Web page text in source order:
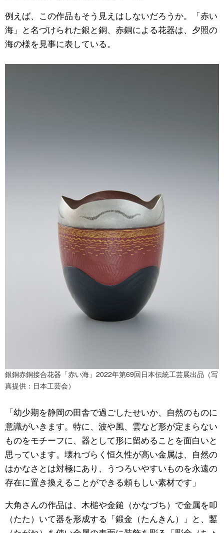
例えば、この作品もそう見えはしないだろうか。「赤い
海」と名づけられた銀と銅、赤銅による花器は、夕照の
海の様を見事に表している。
銀銅赤銅接合花器「赤い海」2022年第69回日本伝統工芸展出品（写
真提供：日本工芸会）
「幼少期を静岡の田舎で過ごしたせいか、自然のものに
意識がいきます。特に、波や風、雲など形が定まらない
ものをモチーフに、器として形に留めることを面白いと
思っています。壊れづらく恒久性が高い金属は、自然の
はかなさとは対極にあり、うつろいやすいものを永遠の
存在に置き換えることができる頼もしい素材です」
大角さんの作品は、木槌や金鎚（かなづち）で金属を叩
（たた）いて器を形成する「鍛金（たんきん）」と、鏨